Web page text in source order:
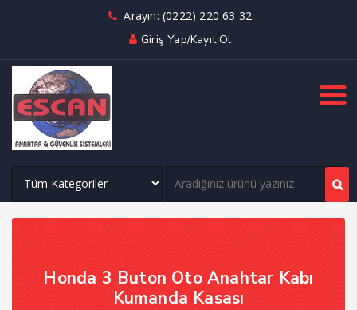
Arayın: (0222) 220 63 32
Giriş Yap/Kayıt Ol
Honda 3 Buton Oto Anahtar Kabı
Kumanda Kasası